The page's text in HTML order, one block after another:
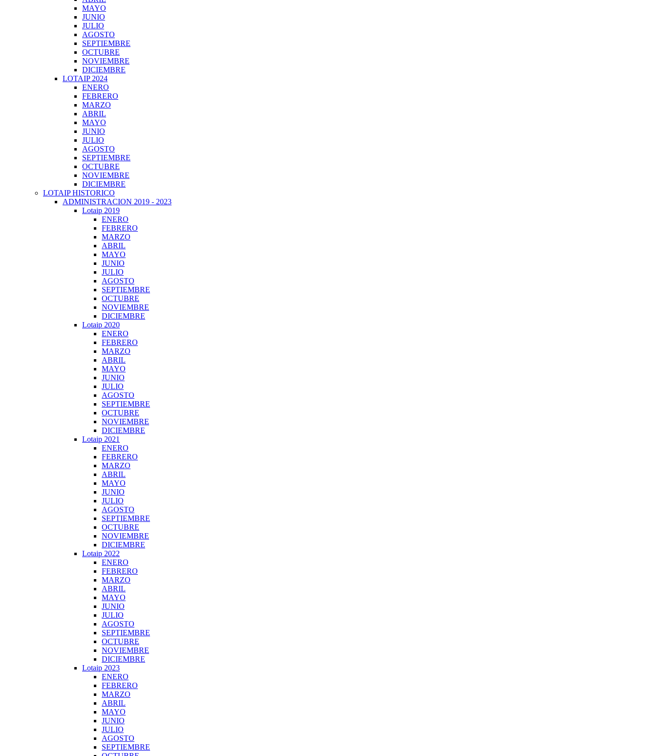
MAYO
JUNIO
JULIO
AGOSTO
SEPTIEMBRE
OCTUBRE
NOVIEMBRE
DICIEMBRE
LOTAIP 2024
ENERO
FEBRERO
MARZO
ABRIL
MAYO
JUNIO
JULIO
AGOSTO
SEPTIEMBRE
OCTUBRE
NOVIEMBRE
DICIEMBRE
LOTAIP HISTORICO
ADMINISTRACION 2019 - 2023
Lotaip 2019
ENERO
FEBRERO
MARZO
ABRIL
MAYO
JUNIO
JULIO
AGOSTO
SEPTIEMBRE
OCTUBRE
NOVIEMBRE
DICIEMBRE
Lotaip 2020
ENERO
FEBRERO
MARZO
ABRIL
MAYO
JUNIO
JULIO
AGOSTO
SEPTIEMBRE
OCTUBRE
NOVIEMBRE
DICIEMBRE
Lotaip 2021
ENERO
FEBRERO
MARZO
ABRIL
MAYO
JUNIO
JULIO
AGOSTO
SEPTIEMBRE
OCTUBRE
NOVIEMBRE
DICIEMBRE
Lotaip 2022
ENERO
FEBRERO
MARZO
ABRIL
MAYO
JUNIO
JULIO
AGOSTO
SEPTIEMBRE
OCTUBRE
NOVIEMBRE
DICIEMBRE
Lotaip 2023
ENERO
FEBRERO
MARZO
ABRIL
MAYO
JUNIO
JULIO
AGOSTO
SEPTIEMBRE